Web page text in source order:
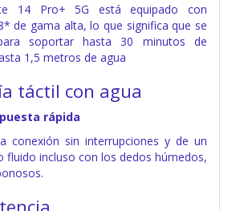
14 Pro+ 5G está equipado con
de gama alta, lo que significa que se
soportar hasta 30 minutos de
1,5 metros de agua
táctil con agua
rápida
conexión sin interrupciones y de un
fluido incluso con los dedos húmedos,